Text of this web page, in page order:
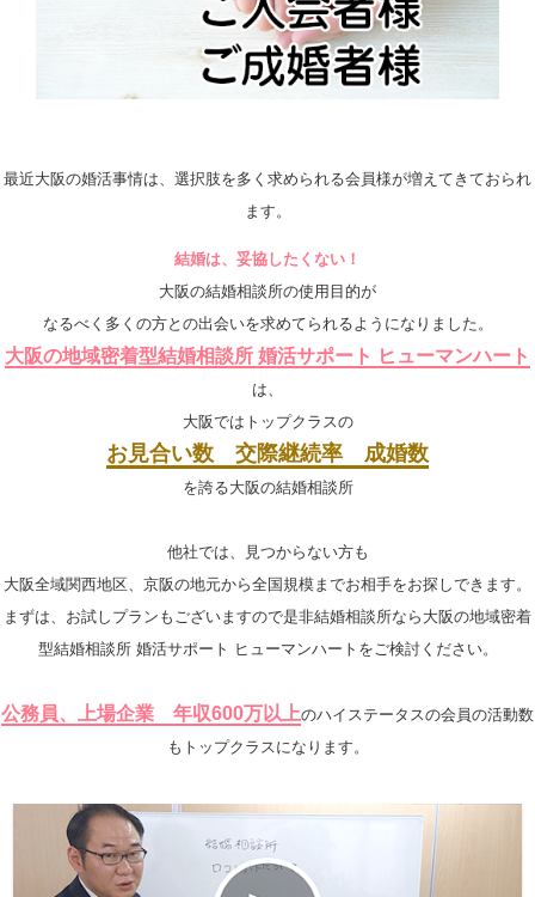
最近大阪の婚活事情は、選択肢を多く求められる会員様が増えてきておられ
ます。
結婚は、妥協したくない！
大阪の結婚相談所の使用目的が
なるべく多くの方との出会いを求めてられるようになりました。
大阪の地域密着型結婚相談所 婚活サポート ヒューマンハート
は、
大阪ではトップクラスの
お見合い数 交際継続率 成婚数
を誇る大阪の結婚相談所
他社では、見つからない方も
大阪全域関西地区、京阪の地元から全国規模までお相手をお探しできます。
まずは、お試しプランもございますので是非結婚相談所なら大阪の地域密着
型結婚相談所 婚活サポート ヒューマンハートをご検討ください。
公務員、上場企業 年収600万以上のハイステータスの会員の活動数
もトップクラスになります。